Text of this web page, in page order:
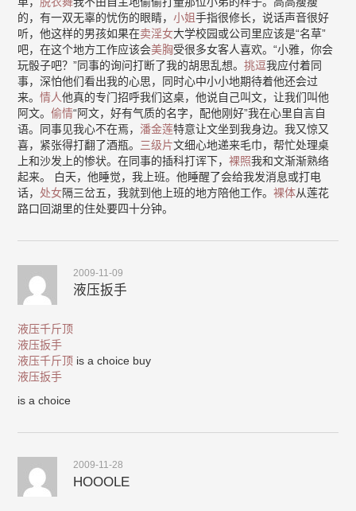
的，有一双无辜的忧伤的眼睛，小姐手指很修长，说话声音很好
听，他这样的男孩如果在卖淫女大学校园或公司里应该是“名草”
吧，在这个地方工作应该会美胸受很多女客人喜欢。“小雅，你会
玩骰子吧？”同事的询问打断了我的胡思乱想。挑逗我应付着同
事，深怕他们看出我的心思，同时心中小小地期待着他还会过
来。情人他真的专门招呼我们这桌，他说自己叫文，让我们叫他
阿文。偷情“阿文，好有气质的名字，配他刚好”我在心里自言自
语。同事见我心不在焉， 潘金莲特意让文坐到我身边。我又惊又
喜，紧张得打翻了酒瓶。 三级片文细心地递来毛巾，帮忙处理桌
上和沙发上的惨状。在同事的插科打诨下，裸照我和文渐渐熟络
起来。 白天，他睡觉，我上班。他睡醒了会给我发消息或打电
话， 处女隔三岔五，我就到他上班的地方陪他工作。裸体从莲花
路口回湖里的住处要四十分钟。
2009-11-09
液压扳手
液压千斤顶
液压扳手
液压千斤顶 is a choice buy
液压扳手
is a choice
2009-11-28
HOOOLE